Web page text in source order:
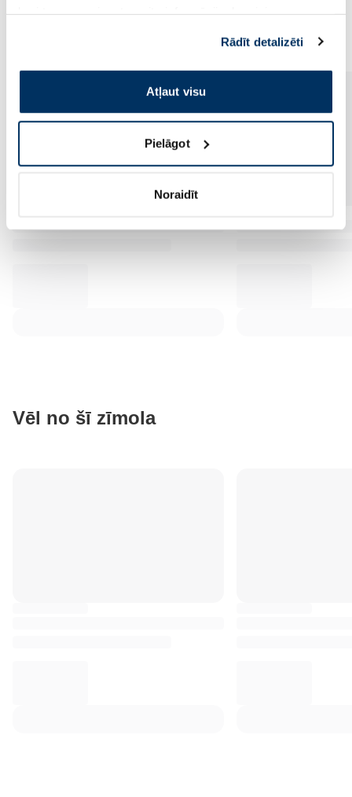
pakalpojumus. Ja piekrītat šo papildu sīkdatņu
izmantošanai, lūdzu, atzīmējiet savu izvēli:
Rādīt detalizēti
Atļaut visu
Pielāgot
Noraidīt
Populārākie kategorijā
Vēl no šī zīmola